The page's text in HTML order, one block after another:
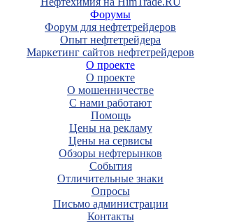
Форумы
Форум для нефтетрейдеров
Опыт нефтетрейдера
Маркетинг сайтов нефтетрейдеров
О проекте
О проекте
О мошенничестве
С нами работают
Помощь
Цены на рекламу
Цены на сервисы
Обзоры нефтерынков
События
Отличительные знаки
Опросы
Письмо администрации
Контакты